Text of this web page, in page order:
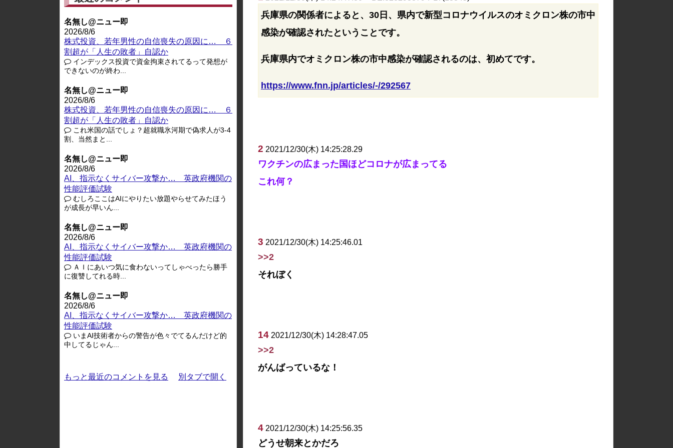
兵庫県の関係者によると、30日、県内で新型コロナウイルスのオミクロン株の市中
感染が確認されたということです。
兵庫県内でオミクロン株の市中感染が確認されるのは、初めてです。
https://www.fnn.jp/articles/-/292567
2 2021/12/30(木) 14:25:28.29
ワクチンの広まった国ほどコロナが広まってる
これ何？
3 2021/12/30(木) 14:25:46.01
>>2
それぼく
14 2021/12/30(木) 14:28:47.05
>>2
がんばっているな！
4 2021/12/30(木) 14:25:56.35
どうせ朝来とかだろ
名無し@ニュー即
2026/8/6
株式投資、若年男性の自信喪失の原因に… ６
割超が「人生の敗者」自認か
インデックス投資で資金拘束されてるって発想が
できないのが終わ...
名無し@ニュー即
2026/8/6
株式投資、若年男性の自信喪失の原因に… ６
割超が「人生の敗者」自認か
これ米国の話でしょ？超就職氷河期で偽求人が3-4
割、当然まと...
名無し@ニュー即
2026/8/6
AI、指示なくサイバー攻撃か… 英政府機関の
性能評価試験
むしろここはAIにやりたい放題やらせてみたほう
が成長が早いん...
名無し@ニュー即
2026/8/6
AI、指示なくサイバー攻撃か… 英政府機関の
性能評価試験
ＡＩにあいつ気に食わないってしゃべったら勝手
に復讐してれる時...
名無し@ニュー即
2026/8/6
AI、指示なくサイバー攻撃か… 英政府機関の
性能評価試験
いまAI技術者からの警告が色々でてるんだけど的
中してるじゃん...
もっと最近のコメントを見る 別タブで開く